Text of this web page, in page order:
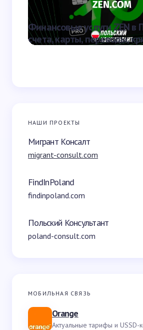
Финансовые услуги ZEN в
счета, карты, переводы,
НАШИ ПРОЕКТЫ
Мигрант Консалт
migrant-consult.com
FindInPoland
findinpoland.com
Польский Консультант
poland-consult.com
МОБИЛЬНАЯ СВЯЗЬ
Orange
Актуальные тарифы и